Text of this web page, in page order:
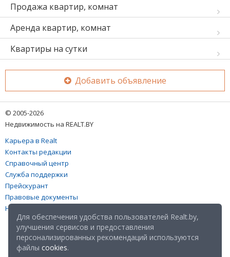
Продажа квартир, комнат
Аренда квартир, комнат
Квартиры на сутки
Добавить объявление
© 2005-2026
Недвижимость на REALT.BY
Карьера в Realt
Контакты редакции
Справочный центр
Служба поддержки
Прейскурант
Правовые документы
Настройка файлов cookies
Для обеспечения удобства пользователей Realt.by,
улучшения сервисов и предоставления
персонализированных рекомендаций используются
файлы cookies.